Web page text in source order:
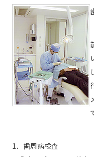
1．歯周病検査